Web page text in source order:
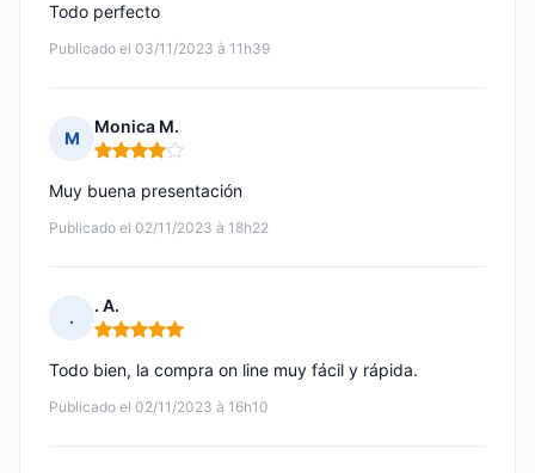
Publicado el 03/11/2023 à 11h39
Todo perfecto
M
Monica M.
Nota: 4 de 5
Publicado el 02/11/2023 à 18h22
Muy buena presentación
.
. A.
Nota: 5 de 5
Publicado el 02/11/2023 à 16h10
Todo bien, la compra on line muy fácil y rápida.